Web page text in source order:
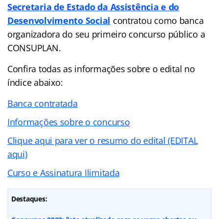
Secretaria de Estado da Assistência e do
Desenvolvimento Social contratou como banca
organizadora do seu primeiro concurso público a
CONSUPLAN.
Confira todas as informações sobre o edital no
índiceabaixo:
Banca contratada
Informações sobre o concurso
Clique aqui para ver o resumo do edital (EDITAL
aqui)
Curso e Assinatura Ilimitada
Destaques: